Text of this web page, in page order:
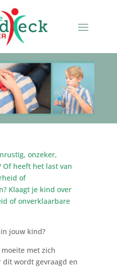
onzeker,
Of heeft het last van
of
Klaagt je kind over
of onverklaarbare
jouw kind?
met zich
wordt gevraagd en